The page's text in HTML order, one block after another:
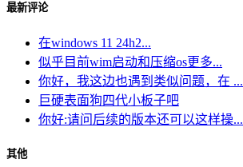
最新评论
在windows 11 24h2...
似乎目前wim启动和压缩os更多...
你好，我这边也遇到类似问题，在 ...
巨硬表面狗四代小板子吧
你好:请问后续的版本还可以这样操...
其他